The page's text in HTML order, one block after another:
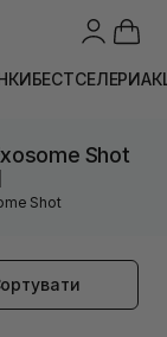
БЕСТСЕЛЕРИ
Shot
Shot